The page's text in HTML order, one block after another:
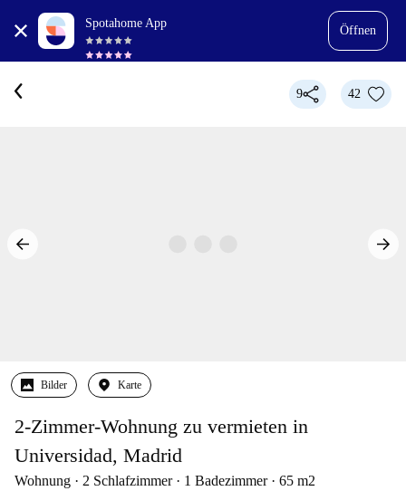
Spotahome App
Öffnen
9 42
Bilder Karte
2-Zimmer-Wohnung zu vermieten in
Universidad, Madrid
Wohnung 2 Schlafzimmer 1 Badezimmer 65 m2